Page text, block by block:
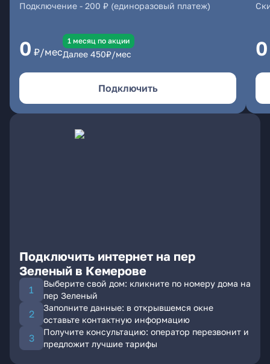
Подключение - 200 ₽ (единоразовый платеж)
0 ₽/мес
1 месяц по акции
Далее 450₽/мес
Подключить
0
Подключить интернет на пер
Зеленый в Кемерове
Выберите свой дом: кликните по номеру дома на
пер Зеленый
Заполните данные: в открывшемся окне
оставьте контактную информацию
Получите консультацию: оператор перезвонит и
предложит лучшие тарифы